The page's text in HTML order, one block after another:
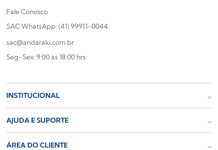
Fale Conosco
SAC WhatsApp: (41) 99911-0044
sac@andaraki.com.br
Seg-Sex: 9:00 às 18:00 hrs
INSTITUCIONAL
AJUDA E SUPORTE
ÁREA DO CLIENTE